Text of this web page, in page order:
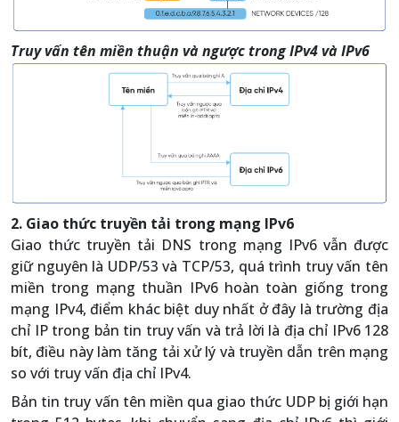
Truy vấn tên miền thuận và ngược trong IPv4 và IPv6
2. Giao thức truyền tải trong mạng IPv6
Giao thức truyền tải DNS trong mạng IPv6 vẫn được
giữ nguyên là UDP/53 và TCP/53, quá trình truy vấn tên
miền trong mạng thuần IPv6 hoàn toàn giống trong
mạng IPv4, điểm khác biệt duy nhất ở đây là trường địa
chỉ IP trong bản tin truy vấn và trả lời là địa chỉ IPv6 128
bít, điều này làm tăng tải xử lý và truyền dẫn trên mạng
so với truy vấn địa chỉ IPv4.
Bản tin truy vấn tên miền qua giao thức UDP bị giới hạn